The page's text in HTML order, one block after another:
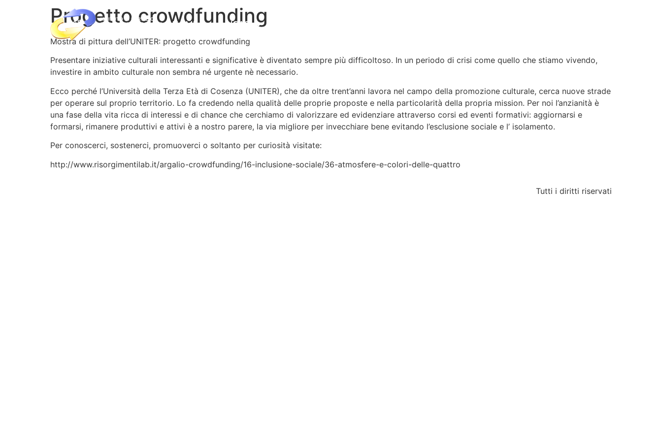
HOME ISAS
Progetto crowdfunding
Mostra di pittura dell’UNITER: progetto crowdfunding
Presentare iniziative culturali interessanti e significative è diventato sempre più difficoltoso. In un periodo di crisi come quello che stiamo vivendo,
investire in ambito culturale non sembra né urgente nè necessario.
Ecco perché l’Università della Terza Età di Cosenza (UNITER), che da oltre trent’anni lavora nel campo della promozione culturale, cerca nuove strade
per operare sul proprio territorio. Lo fa credendo nella qualità delle proprie proposte e nella particolarità della propria mission. Per noi l’anzianità è
una fase della vita ricca di interessi e di chance che cerchiamo di valorizzare ed evidenziare attraverso corsi ed eventi formativi: aggiornarsi e
formarsi, rimanere produttivi e attivi è a nostro parere, la via migliore per invecchiare bene evitando l’esclusione sociale e l’ isolamento.
Per conoscerci, sostenerci, promuoverci o soltanto per curiosità visitate:
http://www.risorgimentilab.it/argalio-crowdfunding/16-inclusione-sociale/36-atmosfere-e-colori-delle-quattro
Tutti i diritti riservati